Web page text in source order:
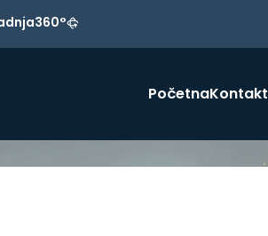
360°
PočetnaKontakt